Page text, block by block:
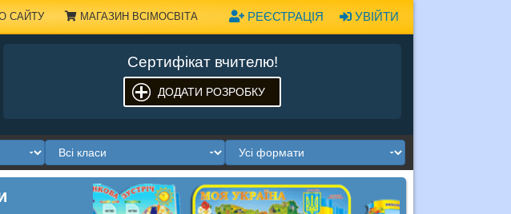
УВІЙТИ
РЕЄСТРАЦІЯ
САЙТУ МАГАЗИН ВСІМОСВІТА
Сертифікат вчителю!
ДОДАТИ РОЗРОБКУ